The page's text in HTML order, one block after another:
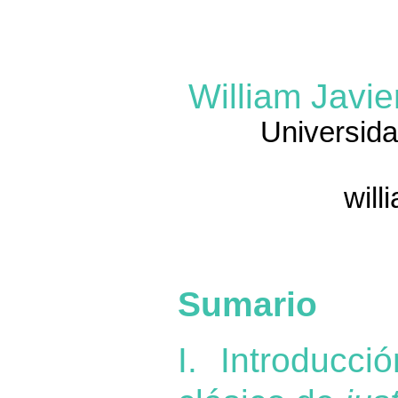
William
Sumario
I.